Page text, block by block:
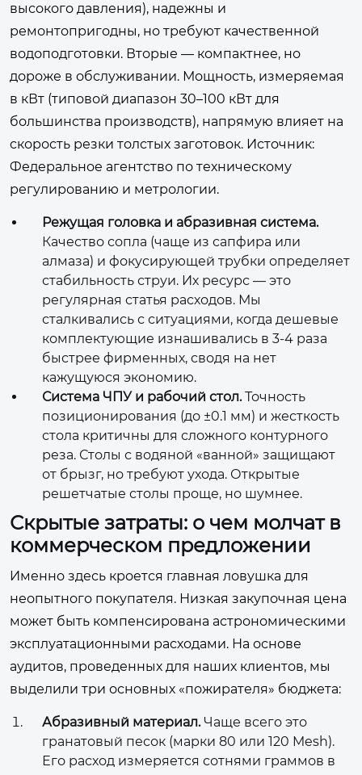
высокого давления), надежны и
ремонтопригодны, но требуют качественной
водоподготовки. Вторые — компактнее, но
дороже в обслуживании. Мощность, измеряемая
в кВт (типовой диапазон 30–100 кВт для
большинства производств), напрямую влияет на
скорость резки толстых заготовок. Источник:
Федеральное агентство по техническому
регулированию и метрологии.
Режущая головка и абразивная система.
Качество сопла (чаще из сапфира или
алмаза) и фокусирующей трубки определяет
стабильность струи. Их ресурс — это
регулярная статья расходов. Мы
сталкивались с ситуациями, когда дешевые
комплектующие изнашивались в 3-4 раза
быстрее фирменных, сводя на нет
кажущуюся экономию.
Система ЧПУ и рабочий стол.Точность
позиционирования (до ±0.1 мм) и жесткость
стола критичны для сложного контурного
реза. Столы с водяной «ванной» защищают
от брызг, но требуют ухода. Открытые
решетчатые столы проще, но шумнее.
Скрытые затраты: о чем молчат в
коммерческом предложении
Именно здесь кроется главная ловушка для
неопытного покупателя. Низкая закупочная цена
может быть компенсирована астрономическими
эксплуатационными расходами. На основе
аудитов, проведенных для наших клиентов, мы
выделили три основных «пожирателя» бюджета:
Абразивный материал.Чаще всего это
гранатовый песок (марки 80 или 120 Mesh).
Его расход измеряется сотнями граммов в